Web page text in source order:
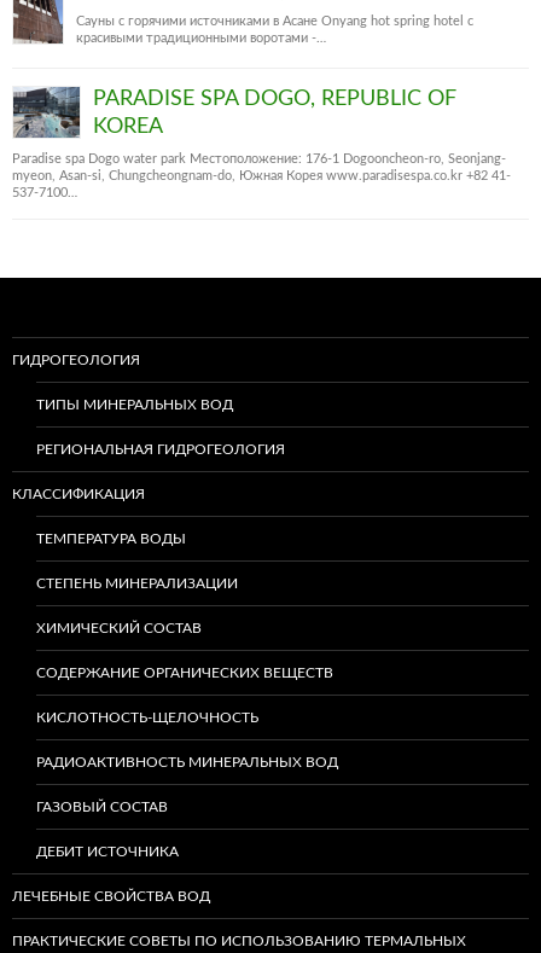
Сауны с горячими источниками в Асане Onyang hot spring hotel c
красивыми традиционными воротами -…
PARADISE SPA DOGO, REPUBLIC OF
KOREA
Paradise spa Dogo water park Местоположение: 176-1 Dogooncheon-ro, Seonjang-
myeon, Asan-si, Chungcheongnam-do, Южная Корея www.paradisespa.co.kr +82 41-
537-7100…
ГИДРОГЕОЛОГИЯ
ТИПЫ МИНЕРАЛЬНЫХ ВОД
РЕГИОНАЛЬНАЯ ГИДРОГЕОЛОГИЯ
КЛАССИФИКАЦИЯ
ТЕМПЕРАТУРА ВОДЫ
СТЕПЕНЬ МИНЕРАЛИЗАЦИИ
ХИМИЧЕСКИЙ СОСТАВ
СОДЕРЖАНИЕ ОРГАНИЧЕСКИХ ВЕЩЕСТВ
КИСЛОТНОСТЬ-ЩЕЛОЧНОСТЬ
РАДИОАКТИВНОСТЬ МИНЕРАЛЬНЫХ ВОД
ГАЗОВЫЙ СОСТАВ
ДЕБИТ ИСТОЧНИКА
ЛЕЧЕБНЫЕ СВОЙСТВА ВОД
ПРАКТИЧЕСКИЕ СОВЕТЫ ПО ИСПОЛЬЗОВАНИЮ ТЕРМАЛЬНЫХ